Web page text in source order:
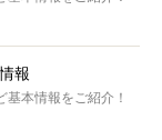
報
本情報をご紹介！